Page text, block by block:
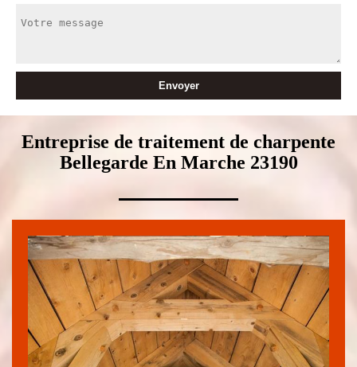
Entreprise de traitement de charpente
Bellegarde En Marche 23190